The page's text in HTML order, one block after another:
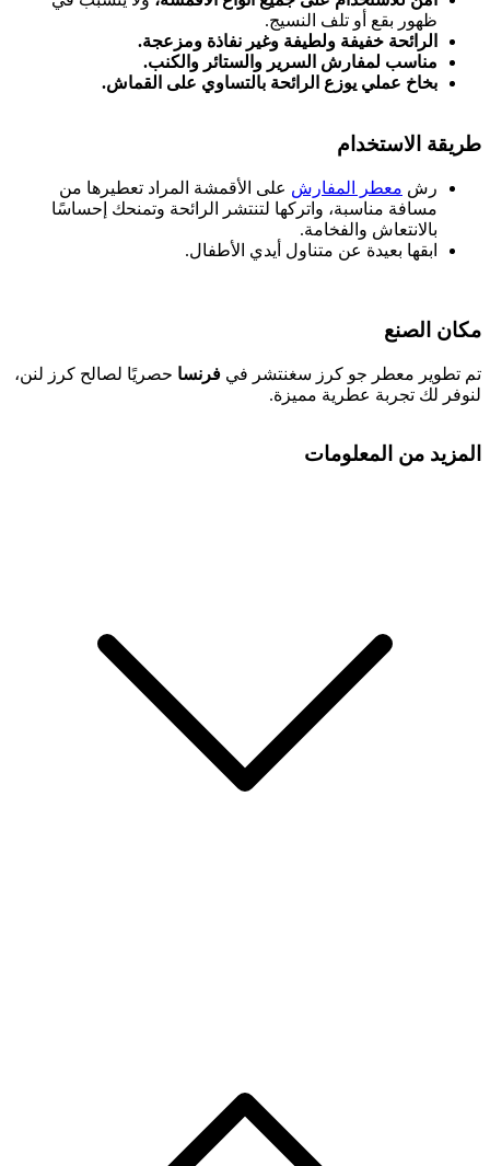
ظهور بقع أو تلف النسيج.
الرائحة خفيفة ولطيفة وغير نفاذة ومزعجة.
مناسب لمفارش السرير والستائر والكنب.
بخاخ عملي يوزع الرائحة بالتساوي على القماش.
طريقة الاستخدام
رش معطر المفارش على الأقمشة المراد تعطيرها من
مسافة مناسبة، واتركها لتنتشر الرائحة وتمنحك إحساسًا
بالانتعاش والفخامة.
ابقها بعيدة عن متناول أيدي الأطفال.
مكان الصنع
تم تطوير معطر جو كرز سغنتشر في فرنسا حصريًا لصالح كرز لنن،
لنوفر لك تجربة عطرية مميزة.
المزيد من المعلومات